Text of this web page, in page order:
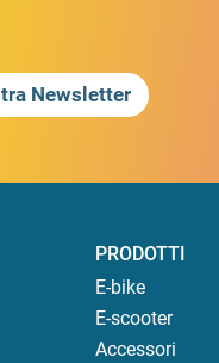
Newsletter
PRODOTTI
E-bike
E-scooter
Accessori